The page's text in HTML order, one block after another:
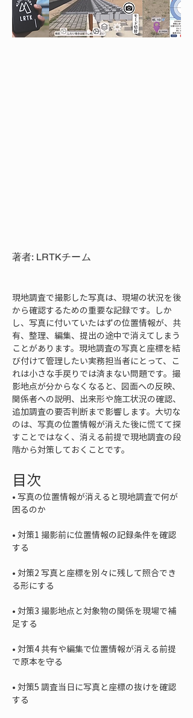
著者: LRTKチーム
現地調査で撮影した写真は、現場の状況を後
から確認するための重要な記録です。しか
し、写真に付いていたはずの位置情報が、共
有、整理、編集、提出の途中で消えてしまう
ことがあります。現地調査の写真と座標を結
び付けて管理したい実務担当者にとって、こ
れは小さな手戻りでは済まない問題です。撮
影地点が分からなくなると、図面への反映、
関係者への説明、出来形や施工状況の確認、
追加調査の要否判断まで影響します。大切な
のは、写真の位置情報が消えた後に慌てて探
すことではなく、消える前提で現地調査の段
階から対策しておくことです。
目次
• 写真の位置情報が消えると現地調査で何が
• 対策1 撮影前に位置情報の記録条件を確認
• 対策2 写真と座標を別々に残して照合でき
• 対策3 撮影地点と対象物の関係を現場で補
• 対策4 共有や編集で位置情報が消える前提
• 対策5 調査当日に写真と座標の抜けを確認